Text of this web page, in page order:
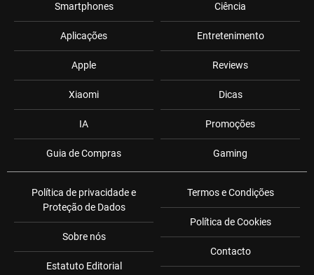
Smartphones
Aplicações
Apple
Xiaomi
IA
Guia de Compras
Ciência
Entretenimento
Reviews
Dicas
Promoções
Gaming
Política de privacidade e
Proteção de Dados
Sobre nós
Estatuto Editorial
Termos e Condições
Política de Cookies
Contacto